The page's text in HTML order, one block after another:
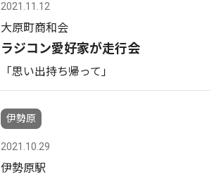
2021.11.12
大原町商和会
ラジコン愛好家が走行会
「思い出持ち帰って」
伊勢原
2021.10.29
伊勢原駅